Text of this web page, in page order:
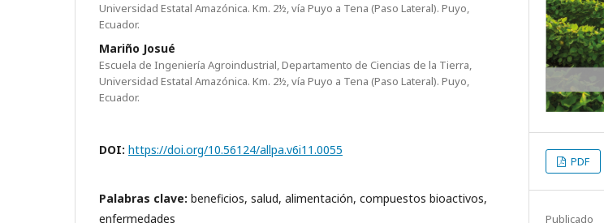
Universidad Estatal Amazónica. Km. 2½, vía Puyo a Tena (Paso Lateral). Puyo,
Ecuador.
Mariño Josué
Escuela de Ingeniería Agroindustrial, Departamento de Ciencias de la Tierra,
Universidad Estatal Amazónica. Km. 2½, vía Puyo a Tena (Paso Lateral). Puyo,
Ecuador.
DOI: https://doi.org/10.56124/allpa.v6i11.0055
Palabras clave: beneficios, salud, alimentación, compuestos bioactivos,
enfermedades
PDF
Publicado